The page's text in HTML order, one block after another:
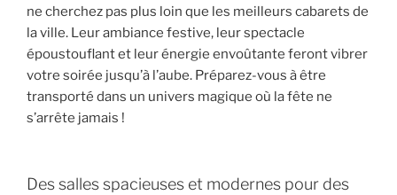
ne cherchez pas plus loin que les meilleurs cabarets de
la ville. Leur ambiance festive, leur spectacle
époustouflant et leur énergie envoûtante feront vibrer
votre soirée jusqu’à l’aube. Préparez-vous à être
transporté dans un univers magique où la fête ne
s’arrête jamais !
Des salles spacieuses et modernes pour des